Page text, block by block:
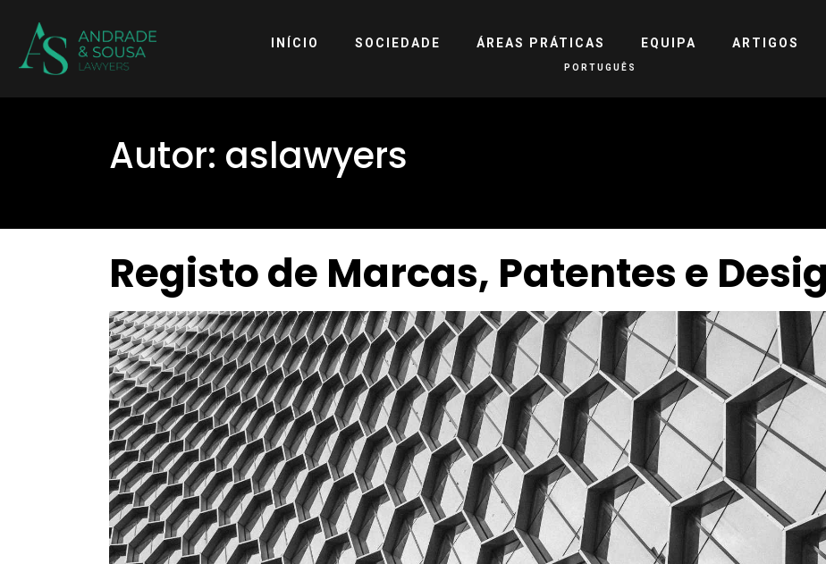
INÍCIO SOCIEDADE ÁREAS PRÁTICAS EQUIPA ARTIGOS
PORTUGUÊS
Autor: aslawyers
Registo de Marcas, Patentes e